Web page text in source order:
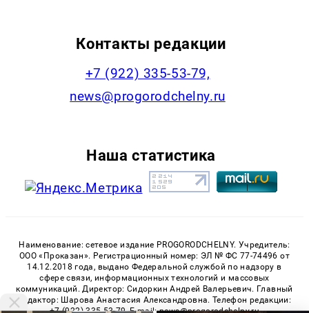
Контакты редакции
+7 (922) 335-53-79,
news@progorodchelny.ru
Наша статистика
Наименование: сетевое издание PROGORODCHELNY. Учредитель:
ООО «Проказан». Регистрационный номер: ЭЛ № ФС 77-74496 от
14.12.2018 года, выдано Федеральной службой по надзору в
сфере связи, информационных технологий и массовых
коммуникаций. Директор: Сидоркин Андрей Валерьевич. Главный
редактор: Шарова Анастасия Александровна. Телефон редакции: